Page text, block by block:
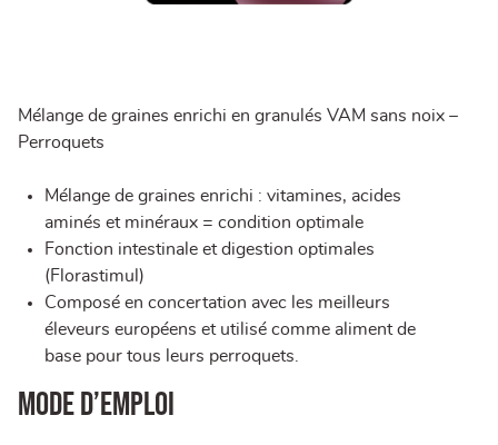
Mélange de graines enrichi en granulés VAM sans noix –
Perroquets
Mélange de graines enrichi : vitamines, acides
aminés et minéraux = condition optimale
Fonction intestinale et digestion optimales
(Florastimul)
Composé en concertation avec les meilleurs
éleveurs européens et utilisé comme aliment de
base pour tous leurs perroquets.
Mode d’emploi